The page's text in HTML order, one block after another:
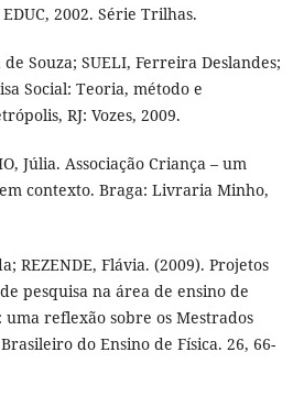
2002. Série Trilhas.
Souza; SUELI, Ferreira Deslandes;
Social: Teoria, método e
RJ: Vozes, 2009.
Júlia. Associação Criança – um
contexto. Braga: Livraria Minho,
REZENDE, Flávia. (2009). Projetos
pesquisa na área de ensino de
uma reflexão sobre os Mestrados
do Ensino de Física. 26, 66-